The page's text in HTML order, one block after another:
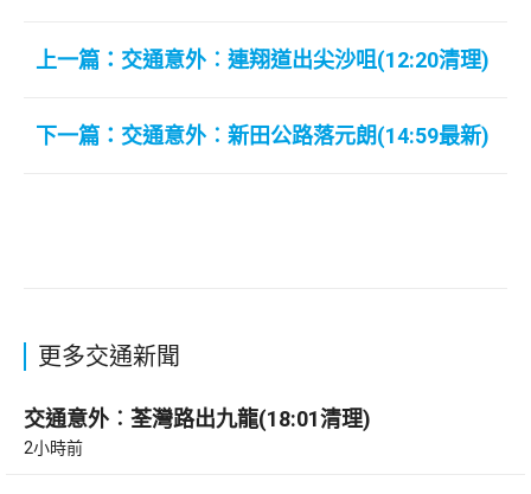
上一篇：交通意外︰連翔道出尖沙咀(12:20清理)
下一篇：交通意外︰新田公路落元朗(14:59最新)
更多交通新聞
交通意外︰荃灣路出九龍(18:01清理)
2小時前